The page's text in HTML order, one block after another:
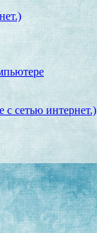
сетью интернет.)